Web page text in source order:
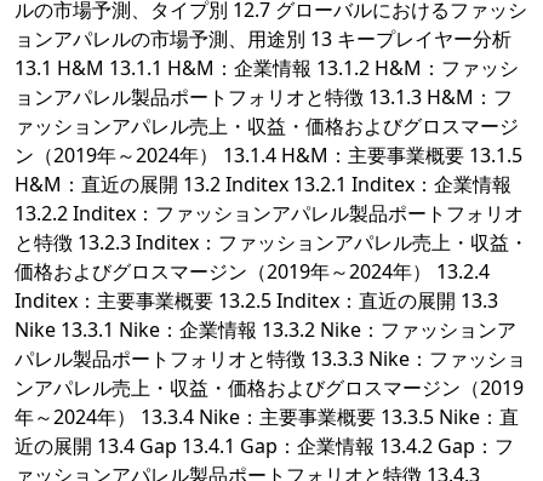
ルの市場予測、タイプ別 12.7 グローバルにおけるファッシ
ョンアパレルの市場予測、用途別 13 キープレイヤー分析
13.1 H&M 13.1.1 H&M：企業情報 13.1.2 H&M：ファッシ
ョンアパレル製品ポートフォリオと特徴 13.1.3 H&M：フ
ァッションアパレル売上・収益・価格およびグロスマージ
ン（2019年～2024年） 13.1.4 H&M：主要事業概要 13.1.5
H&M：直近の展開 13.2 Inditex 13.2.1 Inditex：企業情報
13.2.2 Inditex：ファッションアパレル製品ポートフォリオ
と特徴 13.2.3 Inditex：ファッションアパレル売上・収益・
価格およびグロスマージン（2019年～2024年） 13.2.4
Inditex：主要事業概要 13.2.5 Inditex：直近の展開 13.3
Nike 13.3.1 Nike：企業情報 13.3.2 Nike：ファッションア
パレル製品ポートフォリオと特徴 13.3.3 Nike：ファッショ
ンアパレル売上・収益・価格およびグロスマージン（2019
年～2024年） 13.3.4 Nike：主要事業概要 13.3.5 Nike：直
近の展開 13.4 Gap 13.4.1 Gap：企業情報 13.4.2 Gap：フ
ァッションアパレル製品ポートフォリオと特徴 13.4.3